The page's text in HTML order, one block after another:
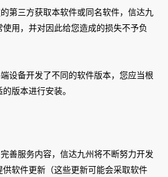
第三方获取本软件或同名软件，信达九
用，并对因此给您造成的损失不予负
设备开发了不同的软件版本，您应当根
版本进行安装。
善服务内容，信达九州将不断努力开发
软件更新（这些更新可能会采取软件